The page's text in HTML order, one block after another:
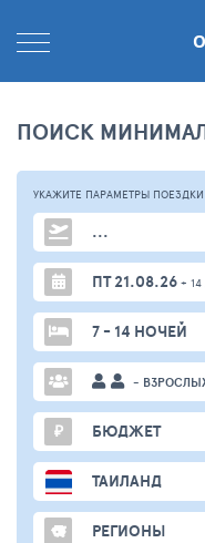
ПОИСК
УКАЖИТЕ ПАРАМЕТРЫ ПОЕЗДКИ
...
ПТ 21.08.26 +
7 - 14 НОЧЕЙ
-
₽ БЮДЖЕТ
ТАИЛАНД
РЕГИОНЫ